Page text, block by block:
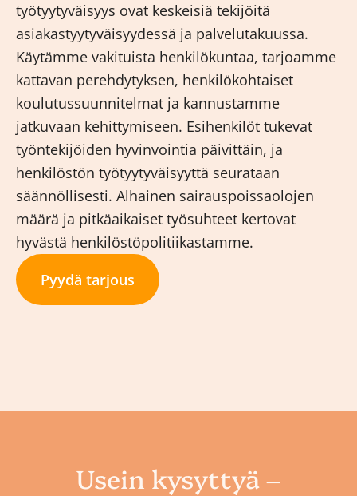
työtyytyväisyys ovat keskeisiä tekijöitä
asiakastyytyväisyydessä ja palvelutakuussa.
Käytämme vakituista henkilökuntaa, tarjoamme
kattavan perehdytyksen, henkilökohtaiset
koulutussuunnitelmat ja kannustamme
jatkuvaan kehittymiseen. Esihenkilöt tukevat
työntekijöiden hyvinvointia päivittäin, ja
henkilöstön työtyytyväisyyttä seurataan
säännöllisesti. Alhainen sairauspoissaolojen
määrä ja pitkäaikaiset työsuhteet kertovat
hyvästä henkilöstöpolitiikastamme.
Pyydä tarjous
Usein kysyttyä –